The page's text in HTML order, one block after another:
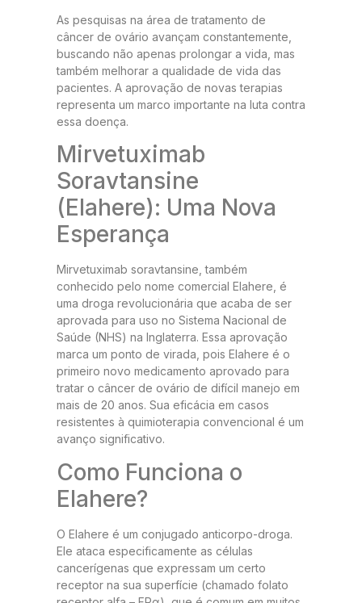
As pesquisas na área de tratamento de
câncer de ovário avançam constantemente,
buscando não apenas prolongar a vida, mas
também melhorar a qualidade de vida das
pacientes. A aprovação de novas terapias
representa um marco importante na luta contra
essa doença.
Mirvetuximab
Soravtansine
(Elahere): Uma Nova
Esperança
Mirvetuximab soravtansine, também
conhecido pelo nome comercial Elahere, é
uma droga revolucionária que acaba de ser
aprovada para uso no Sistema Nacional de
Saúde (NHS) na Inglaterra. Essa aprovação
marca um ponto de virada, pois Elahere é o
primeiro novo medicamento aprovado para
tratar o câncer de ovário de difícil manejo em
mais de 20 anos. Sua eficácia em casos
resistentes à quimioterapia convencional é um
avanço significativo.
Como Funciona o
Elahere?
O Elahere é um conjugado anticorpo-droga.
Ele ataca especificamente as células
cancerígenas que expressam um certo
receptor na sua superfície (chamado folato